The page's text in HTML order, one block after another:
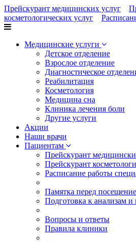
Прейскурант медицинских услуг
косметологических услуг
Медицинские услуги
Детское отделение
Взрослое отделение
Диагностическое
Реабилитация
Косметология
Медицина сна
Клиника лечения боли
Другие услуги
Акции
Наши врачи
Пациентам
Прейскурант
Прейскурант
Расписание работы
Памятка перед
Подготовка к анализам и
Вопросы и ответы
Правила клиники